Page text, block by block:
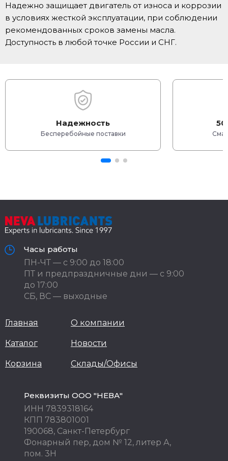
Надежно защищает двигатель от износа и коррозии
в условиях жесткой эксплуатации, при соблюдении
рекомендованных сроков замены масла.
Доступность в любой точке России и СНГ.
Надежность
Бесперебойные поставки
Часы работы
ПН-ЧТ — с 9:00 до 18:00
ПТ и предпраздничные дни — с 9:00
до 17:00
СБ, ВС — выходные
Главная
Каталог
Корзина
О компании
Новости
Склады/Офисы
Реквизиты ООО "НЕВА"
ИНН 7839318164
КПП 783801001
190068, Санкт-Петербург
Фонарный пер, дом № 12, литер А,
пом. 3Н